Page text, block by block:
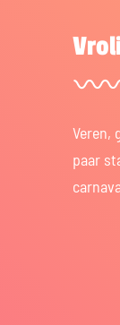
Veren,
paar